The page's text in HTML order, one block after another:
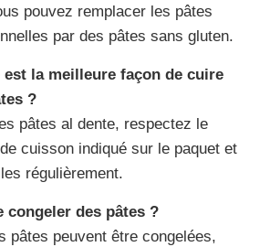
pouvez remplacer les pâtes
par des pâtes sans gluten.
est la meilleure façon de cuire
?
pâtes al dente, respectez le
cuisson indiqué sur le paquet et
régulièrement.
congeler des pâtes ?
pâtes peuvent être congelées,